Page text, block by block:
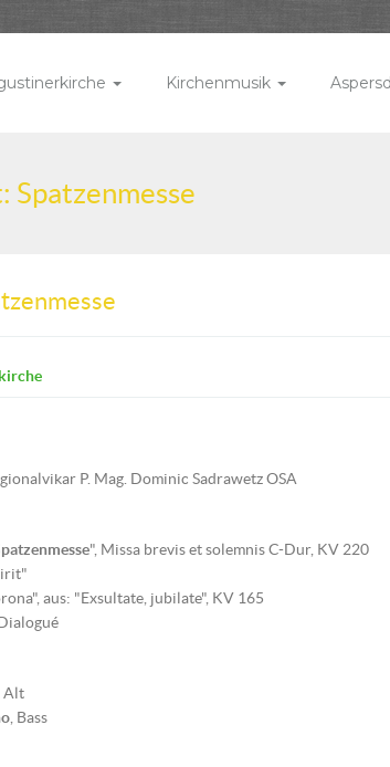
Kirchenmusik
Spatzenmesse
P. Mag. Dominic Sadrawetz OSA
", Missa brevis et solemnis C-Dur, KV 220
aus: "Exsultate, jubilate", KV 165
, Alt
, Bass